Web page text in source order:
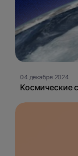
04 декабря 2024
Космические